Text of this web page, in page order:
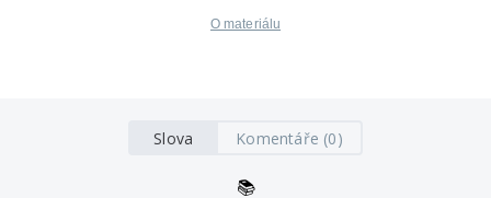
O materiálu
Slova Komentáře (0)
📚